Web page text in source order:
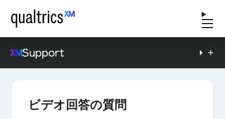
Support
ビデオ回答の質問